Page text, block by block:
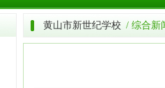
黄山市新世纪学校 / 综合新